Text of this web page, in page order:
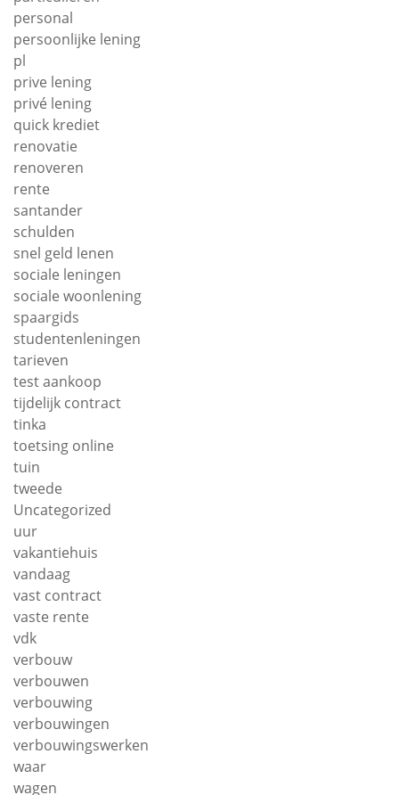
personal
persoonlijke lening
pl
prive lening
privé lening
quick krediet
renovatie
renoveren
rente
santander
schulden
snel geld lenen
sociale leningen
sociale woonlening
spaargids
studentenleningen
tarieven
test aankoop
tijdelijk contract
tinka
toetsing online
tuin
tweede
Uncategorized
uur
vakantiehuis
vandaag
vast contract
vaste rente
vdk
verbouw
verbouwen
verbouwing
verbouwingen
verbouwingswerken
waar
wagen